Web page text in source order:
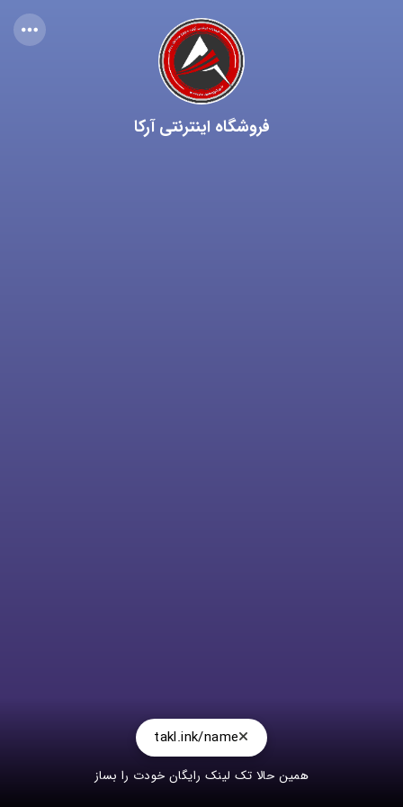
فروشگاه اینترنتی آرکا
takl.ink/name
همین حالا تک لینک رایگان خودت را بساز